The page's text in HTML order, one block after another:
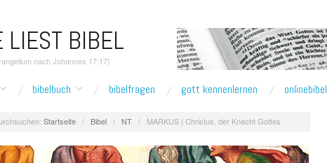
LIEST BIBEL
nach Johannes 17:17)
bibelbuch bibelfragen gott kennenlernen onlinebibel
Startseite / Bibel / NT / MARKUS | Christus, der Knecht Gottes